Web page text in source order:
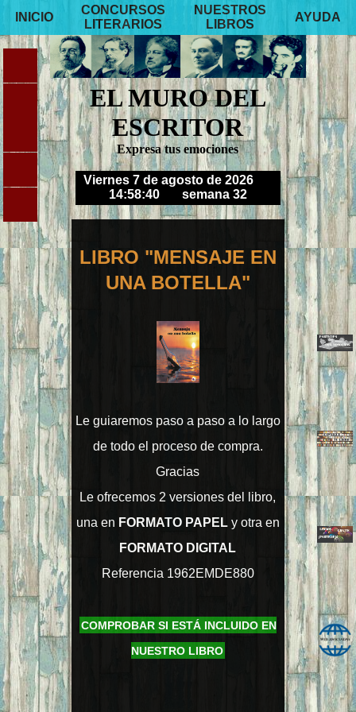
INICIO
CONCURSOS
LITERARIOS
NUESTROS
LIBROS
AYUDA
EL MURO DEL
ESCRITOR
Expresa tus emociones
Viernes 7 de agosto de 2026
14:58:41semana 32
LIBRO "MENSAJE EN
UNA BOTELLA"
Le guiaremos paso a paso a lo largo
de todo el proceso de compra.
Gracias
Le ofrecemos 2 versiones del libro,
una en FORMATO PAPELy otra en
FORMATO DIGITAL
Referencia 1962EMDE880
COMPROBAR SI ESTÁ INCLUIDO EN
NUESTRO LIBRO